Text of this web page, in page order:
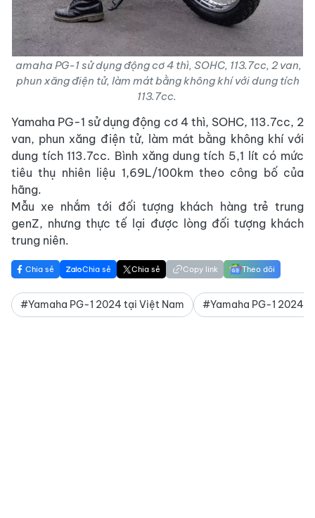
amaha PG-1 sử dụng động cơ 4 thì, SOHC, 113.7cc, 2 van,
phun xăng điện tử, làm mát bằng không khí với dung tích
113.7cc.
Yamaha PG-1 sử dụng động cơ 4 thì, SOHC, 113.7cc, 2
van, phun xăng điện tử, làm mát bằng không khí với
dung tích 113.7cc. Bình xăng dung tích 5,1 lít có mức
tiêu thụ nhiên liệu 1,69L/100km theo công bố của
hãng.
Mẫu xe nhắm tới đối tượng khách hàng trẻ trung
genZ, nhưng thực tế lại được lòng đối tượng khách
trung niên.
Chia sẻ Chia sẻ Chia sẻ Copy link Theo dõi
#Yamaha PG-1 2024 tại Việt Nam #Yamaha PG-1 2024